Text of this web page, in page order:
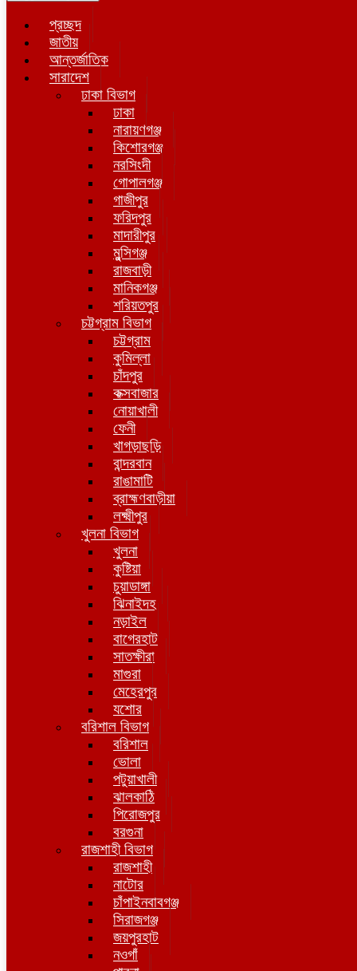
প্রচ্ছদ
জাতীয়
আন্তর্জাতিক
সারাদেশ
ঢাকা বিভাগ
ঢাকা
নারায়ণগঞ্জ
কিশোরগঞ্জ
নরসিংদী
গোপালগঞ্জ
গাজীপুর
ফরিদপুর
মাদারীপুর
মুন্সিগঞ্জ
রাজবাড়ী
মানিকগঞ্জ
শরিয়তপুর
চট্টগ্রাম বিভাগ
চট্টগ্রাম
কুমিল্লা
চাঁদপুর
কক্সবাজার
নোয়াখালী
ফেনী
খাগড়াছড়ি
বান্দরবান
রাঙামাটি
ব্রাহ্মণবাড়ীয়া
লক্ষ্মীপুর
খুলনা বিভাগ
খুলনা
কুষ্টিয়া
চুয়াডাঙ্গা
ঝিনাইদহ
নড়াইল
বাগেরহাট
সাতক্ষীরা
মাগুরা
মেহেরপুর
যশোর
বরিশাল বিভাগ
বরিশাল
ভোলা
পটুয়াখালী
ঝালকাঠি
পিরোজপুর
বরগুনা
রাজশাহী বিভাগ
রাজশাহী
নাটোর
চাঁপাইনবাবগঞ্জ
সিরাজগঞ্জ
জয়পুরহাট
নওগাঁ